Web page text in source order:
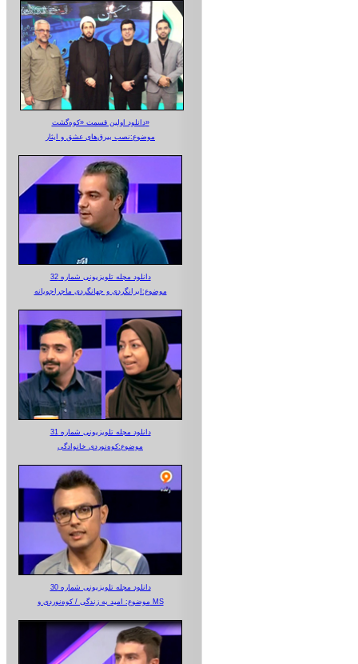
دانلود اولین قسمت «کوه‌گشت»
موضوع:نصب بیرق‌های عشق و ایثار
دانلود مجله تلویزیونی شماره 32
موضوع:ایرانگردی و جهانگردی ماجراجویانه
دانلود مجله تلویزیونی شماره 31
موضوع:کوه‌نوردی خانوادگی
دانلود مجله تلویزیونی شماره 30
موضوع: امید به زندگی / کوه‌نوردی و MS